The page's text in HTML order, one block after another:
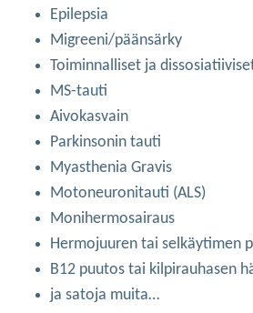
Epilepsia
Migreeni/päänsärky
Toiminnalliset ja
MS-tauti
Aivokasvain
Parkinsonin tauti
Myasthenia Gravis
Motoneuronitauti (ALS)
Monihermosairaus
Hermojuuren tai selkäytimen
B12 puutos tai kilpirauhasen
ja satoja muita…